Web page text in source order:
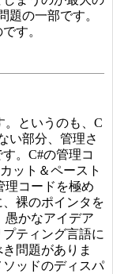
題の一部です。
す。
というのも、C
い部分、管理さ
。C#の管理コ
ット＆ペースト
理コードを極め
裸のポインタを
愚かなアイデア
ティング言語に
問題がありま
ソッドのディスパ